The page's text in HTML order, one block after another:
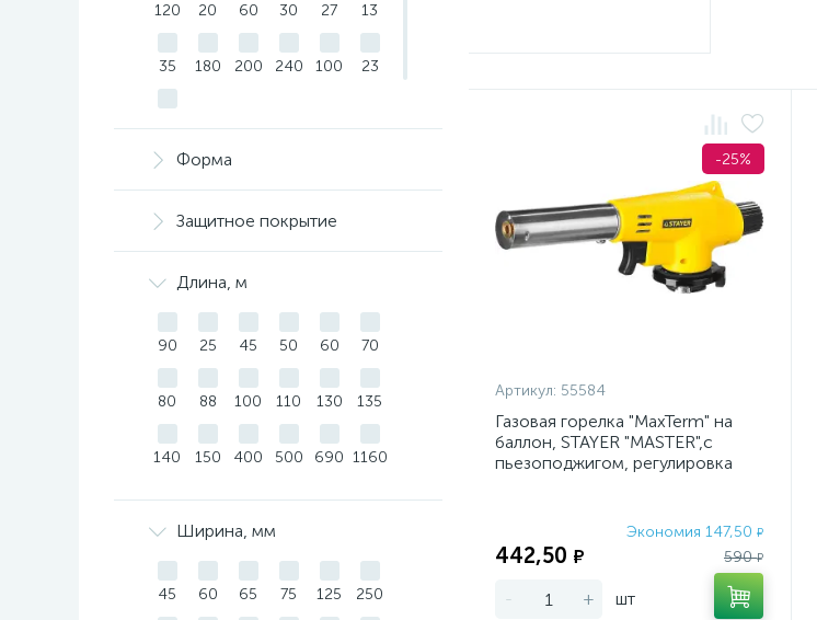
120 20 60 30 27 13
35 180 200 240 100 23
Форма
Защитное покрытие
Длина, м
90 25 45 50 60 70
80 88 100 110 130 135
140 150 400 500 690 1160
Ширина, мм
45 60 65 75 125 250
-25%
Артикул: 55584
Газовая горелка "MaxTerm" на
баллон, STAYER "MASTER",с
пьезоподжигом, регулировка
Экономия 147,50 ₽
442,50 ₽ 590₽
- + шт